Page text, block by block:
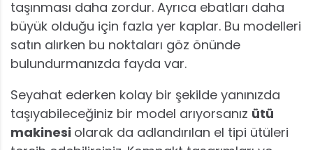
taşınması daha zordur. Ayrıca ebatları daha
büyük olduğu için fazla yer kaplar. Bu modelleri
satın alırken bu noktaları göz önünde
bulundurmanızda fayda var.
Seyahat ederken kolay bir şekilde yanınızda
taşıyabileceğiniz bir model arıyorsanız ütü
makinesi olarak da adlandırılan el tipi ütüleri